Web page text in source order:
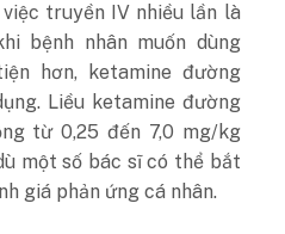
truyền IV nhiều lần là
bệnh nhân muốn dùng
hơn, ketamine đường
Liều ketamine đường
từ 0,25 đến 7,0 mg/kg
một số bác sĩ có thể bắt
giá phản ứng cá nhân.